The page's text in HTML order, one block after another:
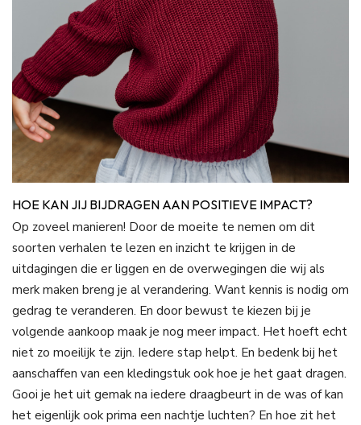
HOE KAN JIJ BIJDRAGEN AAN POSITIEVE IMPACT?
Op zoveel manieren! Door de moeite te nemen om dit
soorten verhalen te lezen en inzicht te krijgen in de
uitdagingen die er liggen en de overwegingen die wij als
merk maken breng je al verandering. Want kennis is nodig om
gedrag te veranderen. En door bewust te kiezen bij je
volgende aankoop maak je nog meer impact. Het hoeft echt
niet zo moeilijk te zijn. Iedere stap helpt. En bedenk bij het
aanschaffen van een kledingstuk ook hoe je het gaat dragen.
Gooi je het uit gemak na iedere draagbeurt in de was of kan
het eigenlijk ook prima een nachtje luchten? En hoe zit het